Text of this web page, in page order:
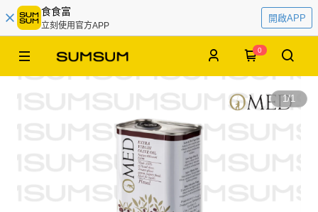
食食富
立刻使用官方APP
開啟APP
0
1/1